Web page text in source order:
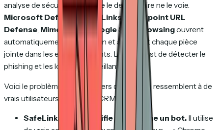
analyse de sécurité avant que le destinataire ne le voie.
Microsoft Defender SafeLinks,
Proofpoint URL
Defense, Mimecast etGoogle Safe Browsingouvrent
automatiquement chaque lien et analysent chaque pièce
jointe dans les e-mails entrants. Leur rôle est de détecter le
phishing et les logiciels malveillants.
Voici le problème : ces scanners de sécurité ressemblent à de
vrais utilisateurs pour votre CRM.
SafeLinks ne s'identifie pas comme un bot. Il utilise